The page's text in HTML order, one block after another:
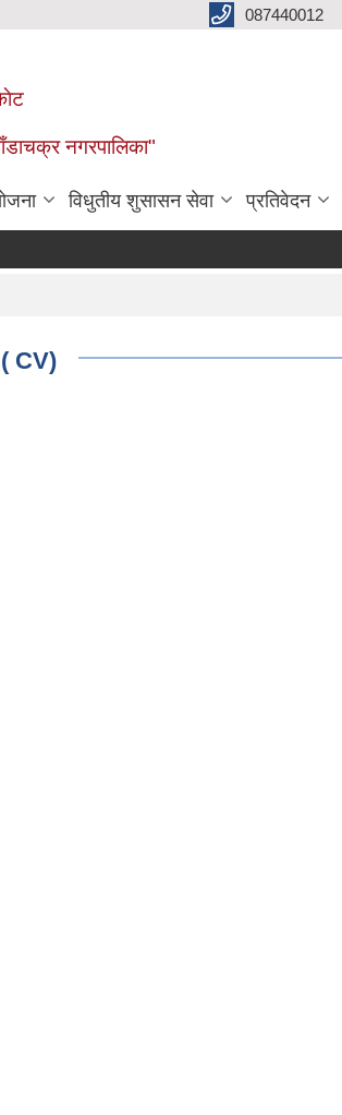
087440012
नगरपालिका"
विधुतीय शुसासन सेवा प्रतिवेदन
( CV)